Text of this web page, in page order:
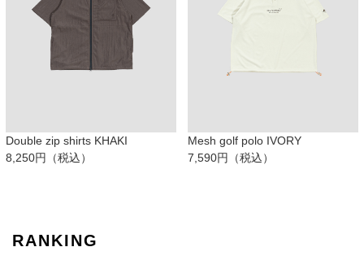
Double zip shirts KHAKI
8,250円（税込）
Mesh golf polo IVORY
7,590円（税込）
RANKING